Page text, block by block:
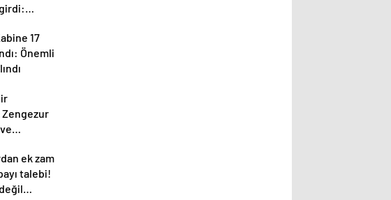
devam
17
Önemli
ek zam
talebi!